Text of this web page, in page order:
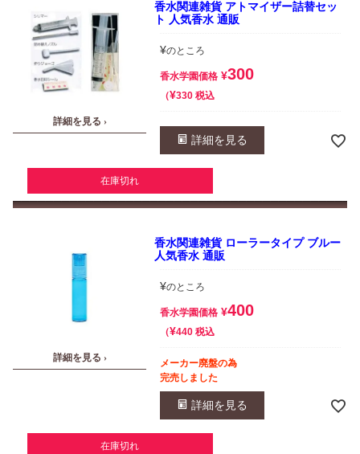
詳細を見る ›
香水関連雑貨 アトマイザー詰替セッ
ト 人気香水 通販
¥のところ
香水学園価格 ¥300
¥330 税込
詳細を見る
在庫切れ
詳細を見る ›
香水関連雑貨 ローラータイプ ブルー
人気香水 通販
¥のところ
香水学園価格 ¥400
¥440 税込
メーカー廃盤の為
完売しました
詳細を見る
在庫切れ